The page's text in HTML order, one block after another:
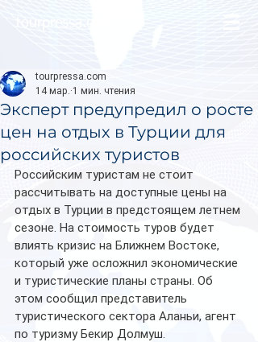
Эксперт предупредил о росте
цен на отдых в Турции для
российских туристов
tourpressa.com
14 мар. 1 мин. чтения
Российским туристам не стоит
рассчитывать на доступные цены на
отдых в Турции в предстоящем летнем
сезоне. На стоимость туров будет
влиять кризис на Ближнем Востоке,
который уже осложнил экономические
и туристические планы страны. Об
этом сообщил представитель
туристического сектора Аланьи, агент
по туризму Бекир Долмуш.